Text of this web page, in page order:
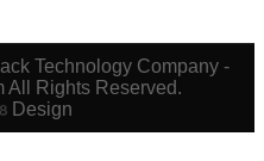
Technology Company -
All Rights Reserved.
Design